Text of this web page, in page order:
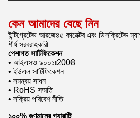
কেন আমাদের বেছে নিন
ইন্টিগ্রেটেড আরজে৪৫ কানেক্টর এবং ডিসক্রিটেড
শীর্ষ সরবরাহকারী
পেশাগত সার্টিফিকেশন
• আইএসও ৯০০১ঃ2008
• ইউএল সার্টিফিকেশন
• সমন্বয় সাধন
• RoHS সম্মতি
• সক্রিয় পরিবেশ নীতি
১০০% গুণমানের গ্যারান্টি